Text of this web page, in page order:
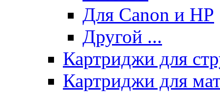
Для Canon и HP
Другой ...
Картриджи для
Картриджи для